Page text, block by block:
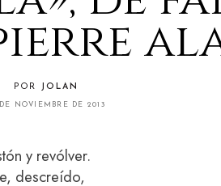
POR JOLAN
NOVIEMBRE DE 2013
y revólver.
descreído,